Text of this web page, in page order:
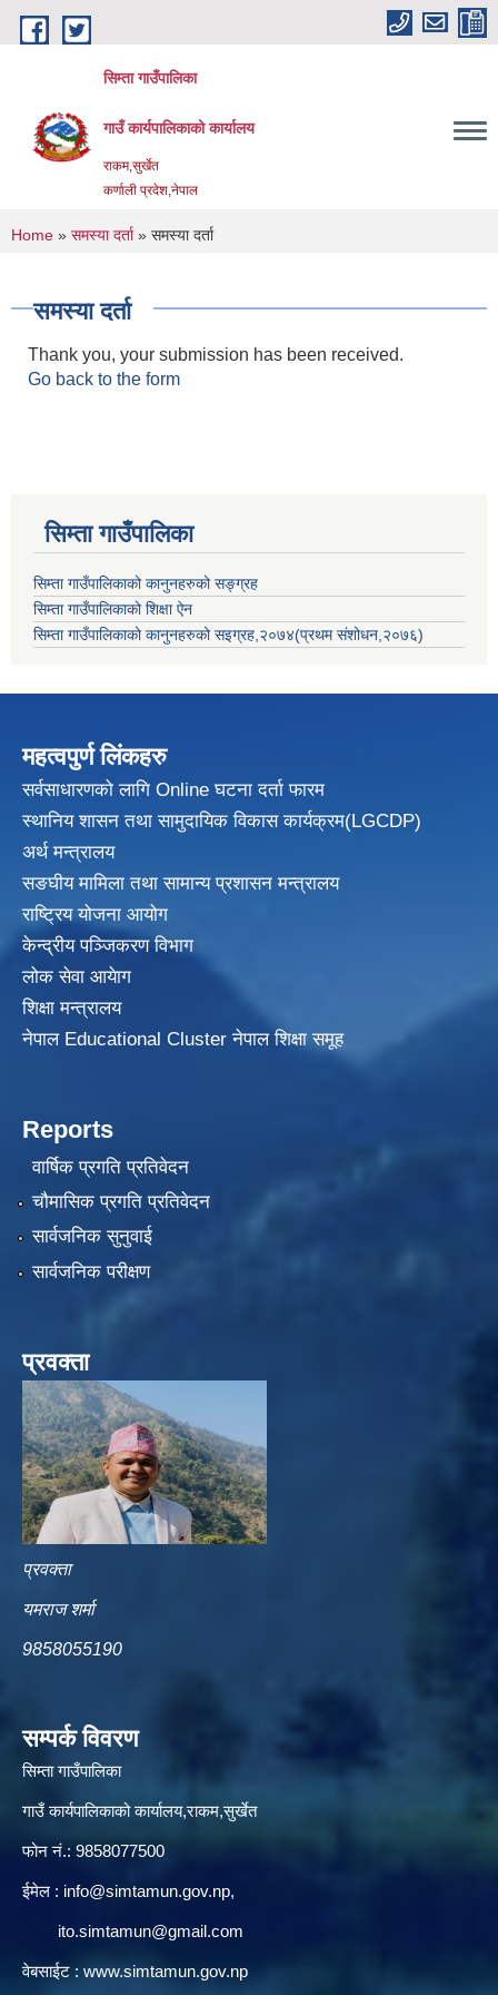
Skip to main content
सिम्ता गाउँपालिका
गाउँ कार्यपालिकाको कार्यालय
राकम,सुर्खेत
कर्णाली प्रदेश,नेपाल
You are here
Home » समस्या दर्ता» समस्या दर्ता
समस्या दर्ता
Thank you, your submission has been received.
Go back to the form
सिम्ता गाउँपालिका
सिम्ता गाउँपालिकाको कानुनहरुको सङ्ग्रह
सिम्ता गाउँपालिकाको शिक्षा ऐन
सिम्ता गाउँपालिकाको कानुनहरुको सइग्रह,२०७४(प्रथम संशोधन,२०७६)
महत्वपुर्ण लिंकहरु
सर्वसाधारणको लागि Online घटना दर्ता फारम
स्थानिय शासन तथा सामुदायिक विकासकार्यक्रम(LGCDP)
अर्थ मन्त्रालय
सङघीय मामिला तथा सामान्य प्रशासन मन्त्रालय
राष्ट्रिय योजना आयोग
केन्द्रीय पञ्जिकरण विभाग
लोक सेवा आयेाग
शिक्षा मन्त्रालय
नेपाल Educational Cluster नेपाल शिक्षा समूह
Reports
वार्षिक प्रगति प्रतिवेदन
चौमासिक प्रगति प्रतिवेदन
सार्वजनिक सुनुवाई
सार्वजनिक परीक्षण
प्रवक्ता
प्रवक्ता
यमराज शर्मा
9858055190
सम्पर्क विवरण
सिम्ता गाउँपालिका
गाउँ कार्यपालिकाको कार्यालय,राकम,सुर्खेत
फोन नं.: 9858077500
ईमेल‌ : info@simtamun.gov.np,
ito.simtamun@gmail.com
वेबसाईट : www.simtamun.gov.np